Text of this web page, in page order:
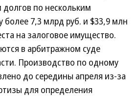
долгов по нескольким
более 7,3 млрд руб. и $33,9 млн
на залоговое имущество.
в арбитражном суде
Производство по одному
до середины апреля из-за
для определения